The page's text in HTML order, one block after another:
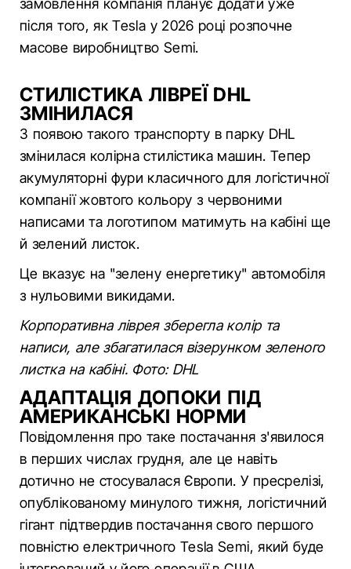
замовлення компанія планує додати уже
після того, як Tesla у 2026 році розпочне
масове виробництво Semi.
СТИЛІСТИКА ЛІВРЕЇ DHL
ЗМІНИЛАСЯ
З появою такого транспорту в парку DHL
змінилася колірна стилістика машин. Тепер
акумуляторні фури класичного для логістичної
компанії жовтого кольору з червоними
написами та логотипом матимуть на кабіні ще
й зелений листок.
Це вказує на "зелену енергетику" автомобіля
з нульовими викидами.
Корпоративна ліврея зберегла колір та
написи, але збагатилася візерунком зеленого
листка на кабіні. Фото: DHL
АДАПТАЦІЯ ДОПОКИ ПІД
АМЕРИКАНСЬКІ НОРМИ
Повідомлення про таке постачання з'явилося
в перших числах грудня, але це навіть
дотично не стосувалася Європи. У пресрелізі,
опублікованому минулого тижня, логістичний
гігант підтвердив постачання свого першого
повністю електричного Tesla Semi, який буде